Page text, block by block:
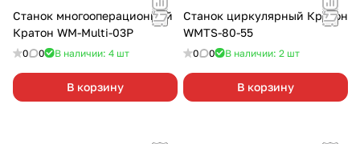
Станок многооперационный
Кратон WM-Multi-03P
0 0 В наличии: 4 шт
В корзину
Станок циркулярный Кратон
WMTS-80-55
0 0 В наличии: 2 шт
В корзину